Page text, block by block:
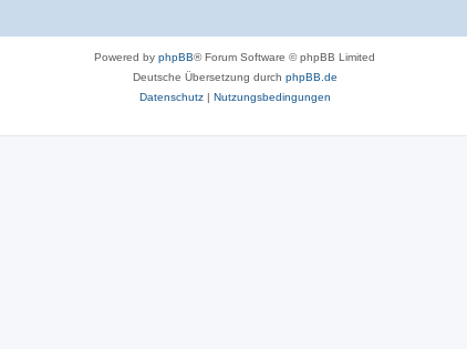
Powered by phpBB® Forum Software © phpBB Limited
Deutsche Übersetzung durch phpBB.de
Datenschutz| Nutzungsbedingungen